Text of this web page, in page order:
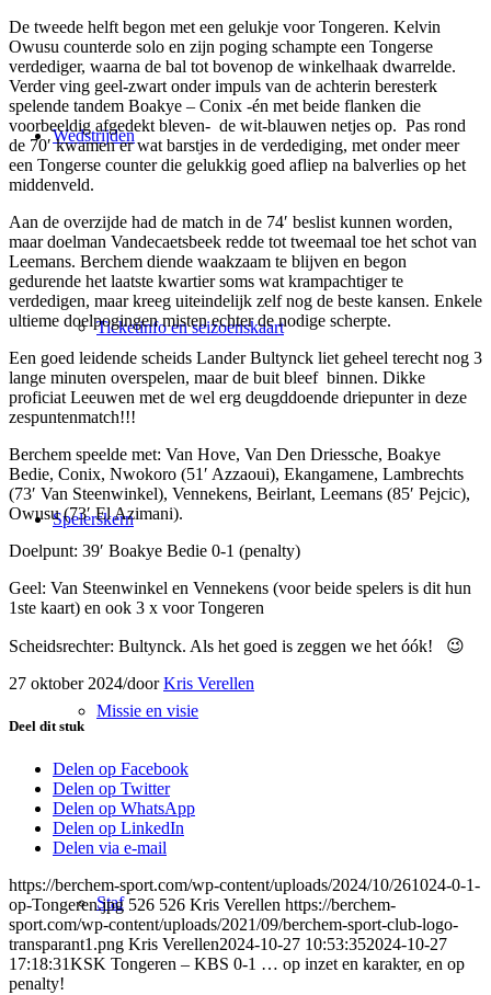
Wedstrijden
Ticketinfo en seizoenskaart
Spelerskern
Missie en visie
Staf
De tweede helft begon met een gelukje voor Tongeren. Kelvin
Owusu counterde solo en zijn poging schampte een Tongerse
verdediger, waarna de bal tot bovenop de winkelhaak dwarrelde.
Verder ving geel-zwart onder impuls van de achterin beresterk
spelende tandem Boakye – Conix -én met beide flanken die
voorbeeldig afgedekt bleven- de wit-blauwen netjes op. Pas rond
de 70′ kwamen er wat barstjes in de verdediging, met onder meer
een Tongerse counter die gelukkig goed afliep na balverlies op het
middenveld.
Aan de overzijde had de match in de 74′ beslist kunnen worden,
maar doelman Vandecaetsbeek redde tot tweemaal toe het schot van
Leemans. Berchem diende waakzaam te blijven en begon
gedurende het laatste kwartier soms wat krampachtiger te
verdedigen, maar kreeg uiteindelijk zelf nog de beste kansen. Enkele
ultieme doelpogingen misten echter de nodige scherpte.
Een goed leidende scheids Lander Bultynck liet geheel terecht nog 3
lange minuten overspelen, maar de buit bleef binnen. Dikke
proficiat Leeuwen met de wel erg deugddoende driepunter in deze
zespuntenmatch!!!
Berchem speelde met: Van Hove, Van Den Driessche, Boakye
Bedie, Conix, Nwokoro (51′ Azzaoui), Ekangamene, Lambrechts
(73′ Van Steenwinkel), Vennekens, Beirlant, Leemans (85′ Pejcic),
Owusu (73′ El Azimani).
Doelpunt: 39′ Boakye Bedie 0-1 (penalty)
Geel: Van Steenwinkel en Vennekens (voor beide spelers is dit hun
1ste kaart) en ook 3 x voor Tongeren
Scheidsrechter: Bultynck. Als het goed is zeggen we het óók! 😉
27 oktober 2024/doorKris Verellen
Deel dit stuk
Delen op Facebook
Delen op Twitter
Delen op WhatsApp
Delen op LinkedIn
Delen via e-mail
https://berchem-sport.com/wp-content/uploads/2024/10/261024-0-1-
op-Tongeren.jpg 526 526 Kris Verellen https://berchem-
sport.com/wp-content/uploads/2021/09/berchem-sport-club-logo-
transparant1.png Kris Verellen2024-10-27 10:53:352024-10-27
17:18:31KSK Tongeren – KBS 0-1 … op inzet en karakter, en op
penalty!